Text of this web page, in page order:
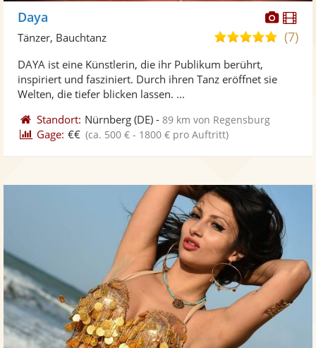
Daya
5,0(7)
Tänzer, Bauchtanz
DAYA ist eine Künstlerin, die ihr Publikum berührt,
inspiriert und fasziniert. Durch ihren Tanz eröffnet sie
Welten, die tiefer blicken lassen. ...
Standort: Nürnberg (DE) -89 km von Regensburg
Gage: €€ (ca. 500 € - 1800 € pro Auftritt)